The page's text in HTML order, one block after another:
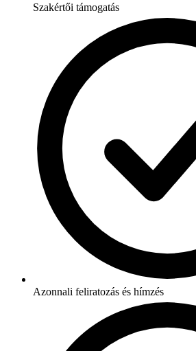
Szakértői támogatás
Azonnali feliratozás és hímzés